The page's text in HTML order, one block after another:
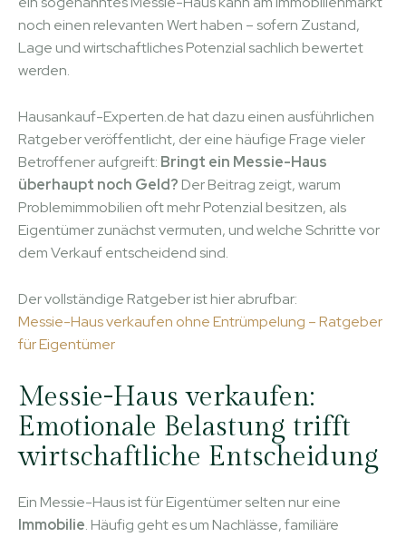
noch einen relevanten Wert haben – sofern Zustand,
Lage und wirtschaftliches Potenzial sachlich bewertet
werden.
Hausankauf-Experten.de hat dazu einen ausführlichen
Ratgeber veröffentlicht, der eine häufige Frage vieler
Betroffener aufgreift: Bringt ein Messie-Haus
überhaupt noch Geld? Der Beitrag zeigt, warum
Problemimmobilien oft mehr Potenzial besitzen, als
Eigentümer zunächst vermuten, und welche Schritte vor
dem Verkauf entscheidend sind.
Der vollständige Ratgeber ist hier abrufbar:
Messie-Haus verkaufen ohne Entrümpelung – Ratgeber
für Eigentümer
Messie-Haus verkaufen:
Emotionale Belastung trifft
wirtschaftliche Entscheidung
Ein Messie-Haus ist für Eigentümer selten nur eine
Immobilie. Häufig geht es um Nachlässe, familiäre